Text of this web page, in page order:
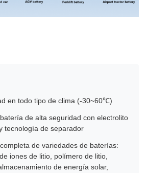
en todo tipo de clima (-30~60℃)
de alta seguridad con electrolito
tecnología de separador
de variedades de baterías:
iones de litio, polímero de litio,
de energía solar,